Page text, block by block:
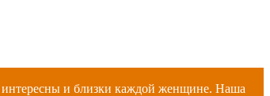
интересны и близки каждой женщине. Наша